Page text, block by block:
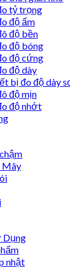
tỷ trọng
độ ẩm
độ bền
độ bóng
độ cứng
độ dày
bị đo độ dày
độ mịn
độ nhớt
Mây
Dụng
nhật